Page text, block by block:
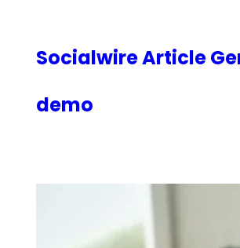
Socialwire Article
demo